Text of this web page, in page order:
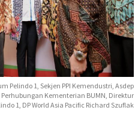
Pelindo 1, Sekjen PPI Kemendustri, Asdep
Kementerian BUMN, Direktur
1, DP World Asia Pacific Richard Szuflak